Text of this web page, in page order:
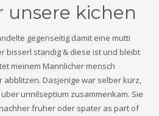
unsere kichen
gegenseitig damit eine mutti
bisserl standig & diese ist und bleibt
meinem Mannlicher mensch
abblitzen. Dasjenige war selber kurz,
unnilseptium zusammenkam. Sie
fruher oder spater as part of